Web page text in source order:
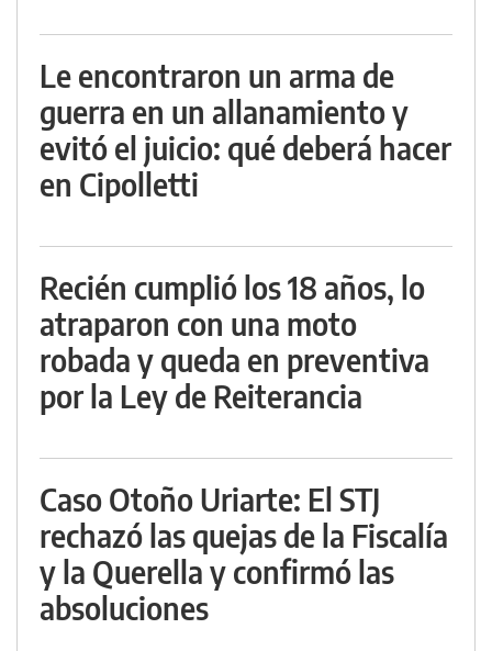
Le encontraron un arma de
guerra en un allanamiento y
evitó el juicio: qué deberá hacer
en Cipolletti
Recién cumplió los 18 años, lo
atraparon con una moto
robada y queda en preventiva
por la Ley de Reiterancia
Caso Otoño Uriarte: El STJ
rechazó las quejas de la Fiscalía
y la Querella y confirmó las
absoluciones